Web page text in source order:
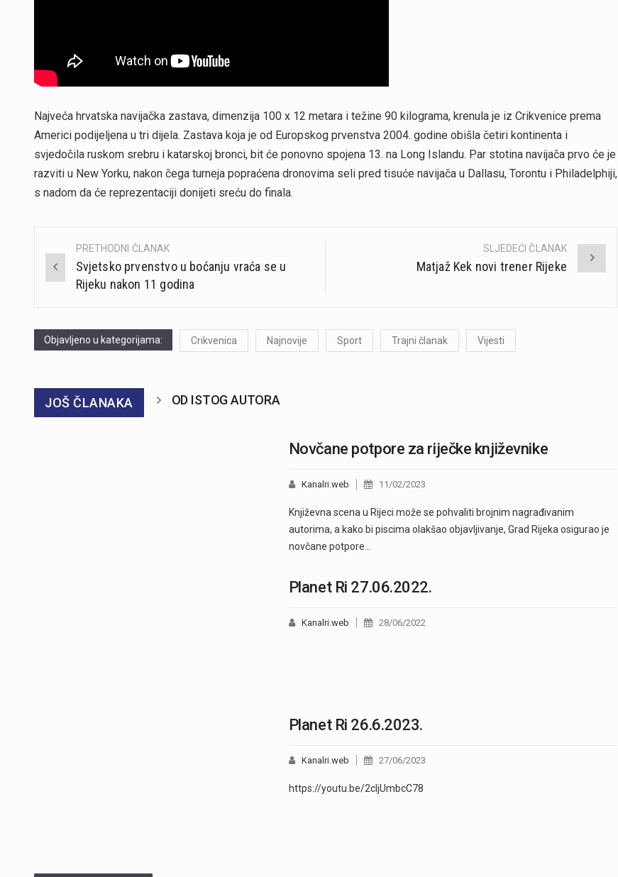
Najveća hrvatska navijačka zastava, dimenzija 100 x 12 metara i težine 90 kilograma, krenula je iz Crikvenice prema
Americi podijeljena u tri dijela. Zastava koja je od Europskog prvenstva 2004. godine obišla četiri kontinenta i
svjedočila ruskom srebru i katarskoj bronci, bit će ponovno spojena 13. na Long Islandu. Par stotina navijača prvo će je
razviti u New Yorku, nakon čega turneja popraćena dronovima seli pred tisuće navijača u Dallasu, Torontu i Philadelphiji,
s nadom da će reprezentaciji donijeti sreću do finala.
Post
navigation
PRETHODNI ČLANAK
Svjetsko prvenstvo u boćanju vraća se u
Rijeku nakon 11 godina
SLJEDEĆI ČLANAK
Matjaž Kek novi trener Rijeke
Objavljeno u kategorijama: Crikvenica Najnovije Sport Trajni članak Vijesti
JOŠ ČLANAKA OD ISTOG AUTORA
Novčane potpore za riječke književnike
Kanalri.web 11/02/2023
Književna scena u Rijeci može se pohvaliti brojnim nagrađivanim
autorima, a kako bi piscima olakšao objavljivanje, Grad Rijeka osigurao je
novčane potpore…
Planet Ri 27.06.2022.
Kanalri.web 28/06/2022
Planet Ri 26.6.2023.
Kanalri.web 27/06/2023
https://youtu.be/2cIjUmbcC78